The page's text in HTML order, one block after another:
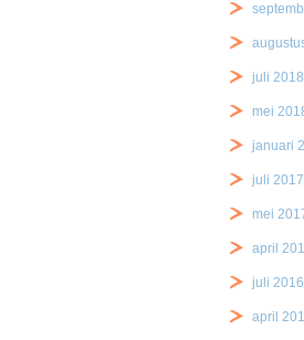
juli 2018
mei
januari
juli 2017
mei
april
juli 2016
april